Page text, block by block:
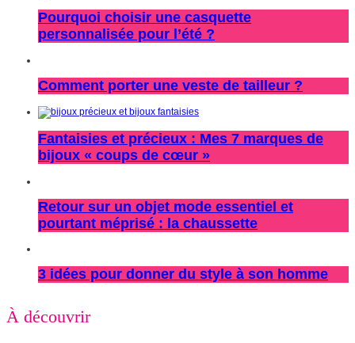
Pourquoi choisir une casquette
personnalisée pour l’été ?
Comment porter une veste de tailleur ?
Fantaisies et précieux : Mes 7 marques de
bijoux « coups de cœur »
Retour sur un objet mode essentiel et
pourtant méprisé : la chaussette
3 idées pour donner du style à son homme
À découvrir